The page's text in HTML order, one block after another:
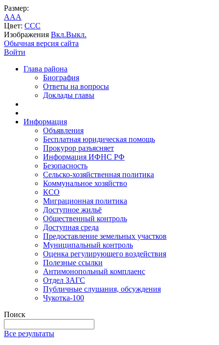
Размер:
AAA
Цвет: CCC
Изображения Вкл.Выкл.
Обычная версия сайта
Войти
Глава района
Биография
Ответы на вопросы
Доклады главы
Информация
Объявления
Бесплатная юридическая помощь
Прокурор разъясняет
Информация ИФНС РФ
Безопасность
Сельско-хозяйственная политика
Коммунальное хозяйство
КСО
Миграционная политика
Доступное жильё
Общественный контроль
Доступная среда
Предоставление земельных участков
Муниципальный контроль
Оценка регулирующего воздействия
Полезные ссылки
Антимонопольный комплаенс
Отдел ЗАГС
Публичные слушания, обсуждения
Чукотка-100
Поиск
Все результаты